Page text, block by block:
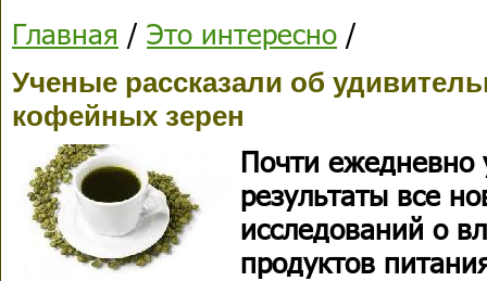
Главная / Это интересно /
Ученые рассказали об
кофейных зерен
Почти
результаты все
исследований о
продуктов